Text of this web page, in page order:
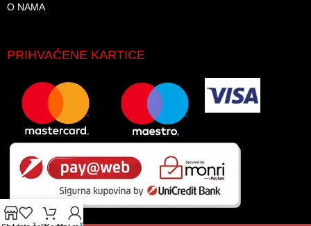
O NAMA
PRIHVAĆENE KARTICE